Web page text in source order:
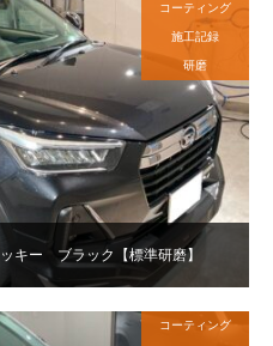
キー ブラック【標準研磨】
コーティング
施工記録
研磨
コーティング